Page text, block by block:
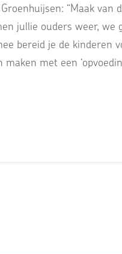
“Maak
jullie ouders weer,
bereid je de kinderen
met een